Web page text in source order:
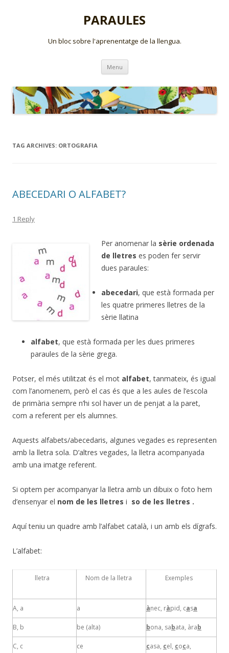
PARAULES
Un bloc sobre l'aprenentatge de la llengua.
Menu Skip
content
TAG ARCHIVES: ORTOGRAFIA
ABECEDARI O ALFABET?
1 Reply
Per anomenar la sèrie ordenada
de lletres es poden fer servir
dues paraules:
abecedari, que està formada per
les quatre primeres lletres de la
sèrie llatina
alfabet, que està formada per les dues primeres
paraules de la sèrie grega.
Potser, el més utilitzat és el mot alfabet, tanmateix, és igual
com l’anomenem, però el cas és que a les aules de l’escola
de primària sempre n’hi sol haver un de penjat a la paret,
com a referent per els alumnes.
Aquests alfabets/abecedaris, algunes vegades es representen
amb la lletra sola. D’altres vegades, la lletra acompanyada
amb una imatge referent.
Si optem per acompanyar la lletra amb un dibuix o foto hem
d’ensenyar el nom de les lletres i so de les lletres .
Aquí teniu un quadre amb l’alfabet català, i un amb els dígrafs.
L’alfabet:
lletra Nom de la lletra Exemples
A, a a ànec, ràpid, casa
B, b be (alta) bona, sabata, àrab
C, c ce casa, cel, coca,